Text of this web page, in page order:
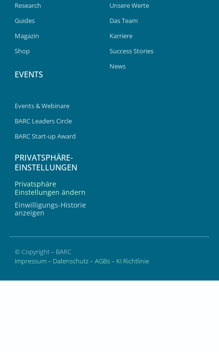
Research
Guides
Magazin
Shop
EVENTS
Events & Webinare
BARC Leaders Circle
BARC Start-up Award
Unsere Werte
Das Team
Karriere
Success Stories
News
PRIVATSPHÄRE-
EINSTELLUNGEN
Privatsphäre
Einstellungen ändern
Einwilligungs-Historie
anzeigen
© Copyright – BARC
Impressum– Datenschutz– AGBs– KI Richtlinie